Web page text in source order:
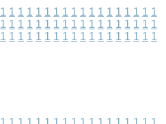
1 1 1 1 1 1 1 1 1 1 1 1 1 1 1 1 1 1
1 1 1 1 1 1 1 1 1 1 1 1 1 1 1 1 1 1
1 1 1 1 1 1 1 1 1 1 1 1 1 1 1 1 1 1